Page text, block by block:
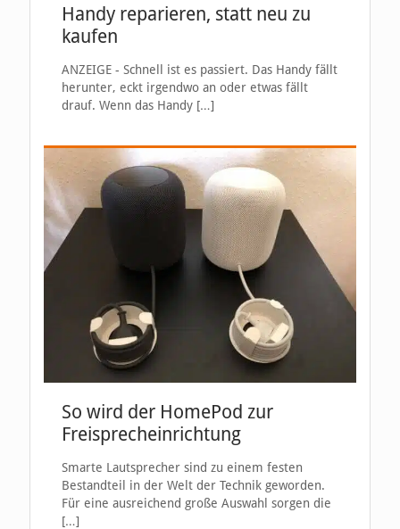
Handy reparieren, statt neu zu
kaufen
ANZEIGE - Schnell ist es passiert. Das Handy fällt
herunter, eckt irgendwo an oder etwas fällt
drauf. Wenn das Handy […]
So wird der HomePod zur
Freisprecheinrichtung
Smarte Lautsprecher sind zu einem festen
Bestandteil in der Welt der Technik geworden.
Für eine ausreichend große Auswahl sorgen die
[…]